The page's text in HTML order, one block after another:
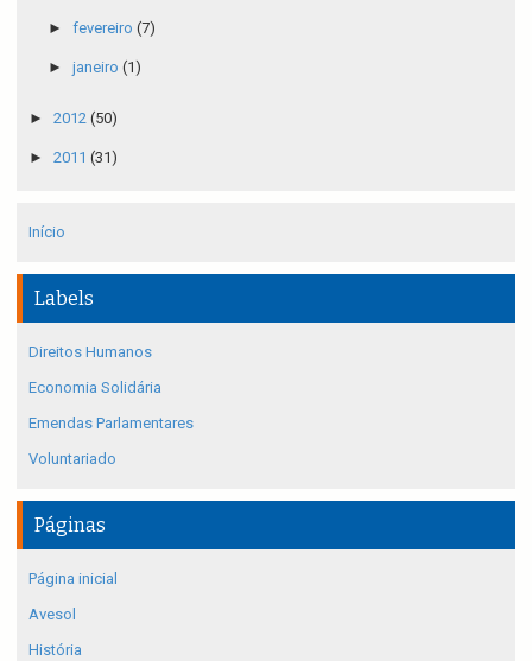
► fevereiro (7)
► janeiro (1)
► 2012 (50)
► 2011 (31)
Início
Labels
Direitos Humanos
Economia Solidária
Emendas Parlamentares
Voluntariado
Páginas
Página inicial
Avesol
História